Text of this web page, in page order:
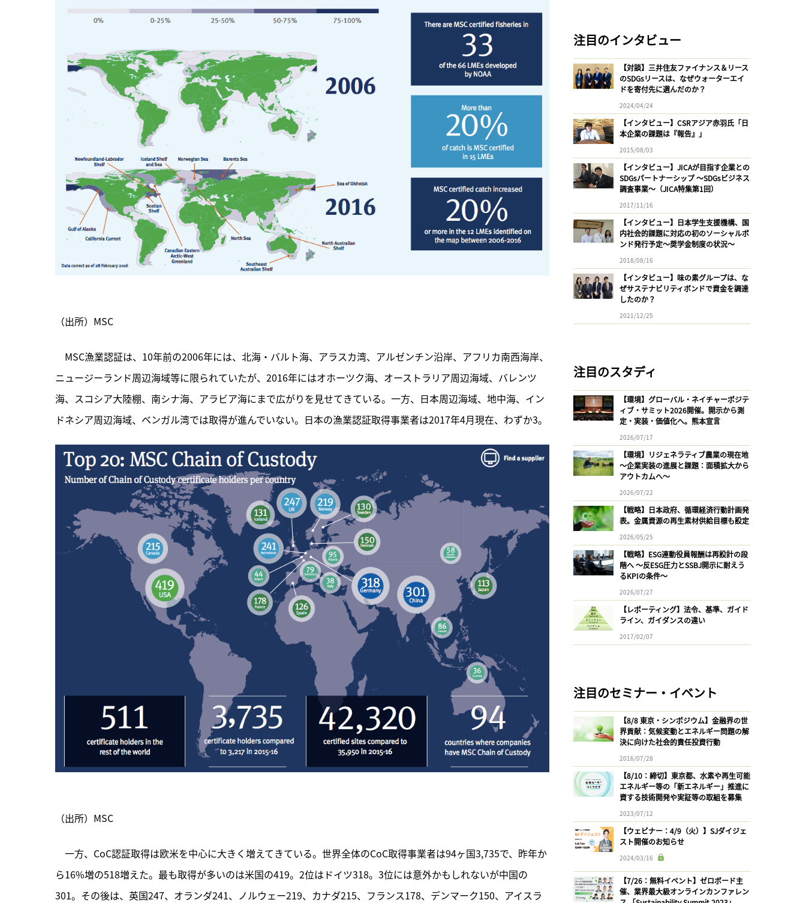
（出所）MSC
MSC漁業認証は、10年前の2006年には、北海・バルト海、アラスカ湾、アルゼンチン沿岸、アフリカ南西海岸、
ニュージーランド周辺海域等に限られていたが、2016年にはオホーツク海、オーストラリア周辺海域、バレンツ
海、スコシア大陸棚、南シナ海、アラビア海にまで広がりを見せてきている。一方、日本周辺海域、地中海、イン
ドネシア周辺海域、ベンガル湾では取得が進んでいない。日本の漁業認証取得事業者は2017年4月現在、わずか3。
（出所）MSC
一方、CoC認証取得は欧米を中心に大きく増えてきている。世界全体のCoC取得事業者は94ヶ国3,735で、昨年か
ら16%増の518増えた。最も取得が多いのは米国の419。2位はドイツ318。3位には意外かもしれないが中国の
301。その後は、英国247、オランダ241、ノルウェー219、カナダ215、フランス178、デンマーク150、アイスラ
注目のインタビュー
【対談】三井住友ファイナンス＆リース
のSDGsリースは、なぜウォーターエイ
ドを寄付先に選んだのか？
2024/04/24
【インタビュー】CSRアジア赤羽氏「日
本企業の課題は『報告』」
2015/08/03
【インタビュー】JICAが目指す企業との
SDGsパートナーシップ 〜SDGsビジネス
調査事業〜（JICA特集第1回）
2017/11/16
【インタビュー】日本学生支援機構、国
内社会的課題に対応の初のソーシャルボ
ンド発行予定〜奨学金制度の状況〜
2018/08/16
【インタビュー】味の素グループは、な
ぜサステナビリティボンドで資金を調達
したのか？
2021/12/25
注目のスタディ
【環境】グローバル・ネイチャーポジテ
ィブ・サミット2026開催。開示から測
定・実装・価値化へ。熊本宣言
2026/07/17
【環境】リジェネラティブ農業の現在地
〜企業実装の進展と課題：面積拡大から
アウトカムへ〜
2026/07/22
【戦略】日本政府、循環経済行動計画発
表。金属資源の再生素材供給目標も設定
2026/05/25
【戦略】ESG連動役員報酬は再設計の段
階へ 〜反ESG圧力とSSBJ開示に耐えう
るKPIの条件〜
2026/07/27
【レポーティング】法令、基準、ガイド
ライン、ガイダンスの違い
2017/02/07
注目のセミナー・イベント
【8/8 東京・シンポジウム】金融界の世
界貢献：気候変動とエネルギー問題の解
決に向けた社会的責任投資行動
2016/07/28
【8/10：締切】東京都、水素や再生可能
エネルギー等の「新エネルギー」推進に
資する技術開発や実証等の取組を募集
2023/07/12
【ウェビナー：4/9（火）】SJダイジェ
スト開催のお知らせ
2024/03/16
【7/26：無料イベント】ゼロボード主
催、業界最大級オンラインカンファレン
記事をお気に入りに保存するには
ログインが必要です
会員登録